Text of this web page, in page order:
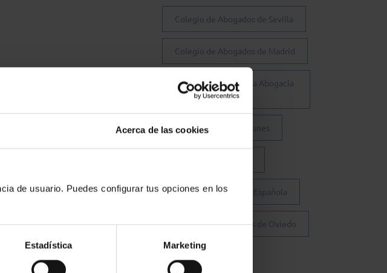
Acerca de las cookies
de usuario. Puedes configurar tus opciones en los
Estadística Marketing
Pontevedra,
Colegio de Abogados de Sevilla
Colegio de Abogados de Madrid
Consejo General de la Abogacía
Española
Conferencia de los Lunes
Fundación Abogacía Española
Colegio de Abogados de Oviedo